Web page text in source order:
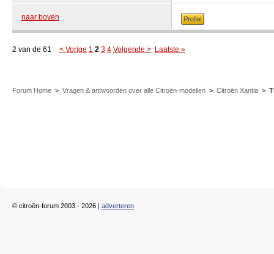
naar boven
2 van de 61 < Vorige 1 2 3 4 Volgende > Laatste »
Forum Home > Vragen & antwoorden over alle Citroën-modellen > Citroën Xantia >
© citroën-forum 2003 - 2026 | adverteren